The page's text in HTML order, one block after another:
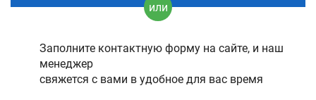
или
Заполните контактную форму на сайте, и наш
менеджер
свяжется с вами в удобное для вас время